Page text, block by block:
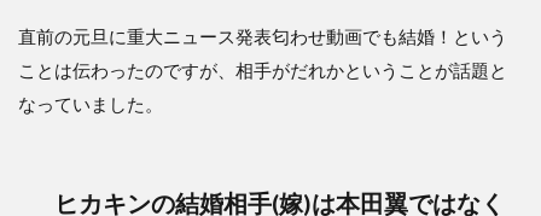
直前の元旦に重大ニュース発表匂わせ動画でも結婚！という
ことは伝わったのですが、相手がだれかということが話題と
なっていました。
ヒカキンの結婚相手(嫁)は本田翼ではなく